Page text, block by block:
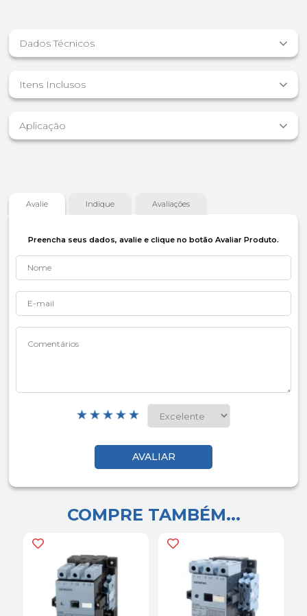
Dados Técnicos
Itens Inclusos
Aplicação
Avalie Indique Avaliações
Preencha seus dados, avalie e clique no botão Avaliar Produto.
COMPRE TAMBÉM...